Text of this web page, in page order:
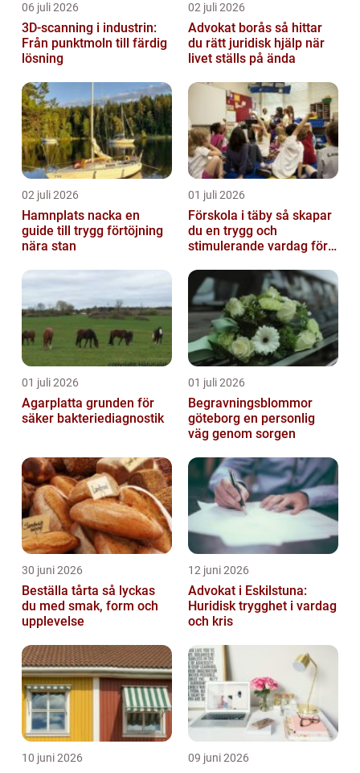
06 juli 2026
3D-scanning i industrin:
Från punktmoln till färdig
lösning
02 juli 2026
Advokat borås så hittar
du rätt juridisk hjälp när
livet ställs på ända
02 juli 2026
Hamnplats nacka en
guide till trygg förtöjning
nära stan
01 juli 2026
Förskola i täby så skapar
du en trygg och
stimulerande vardag för
01 juli 2026
Agarplatta grunden för
säker bakteriediagnostik
01 juli 2026
Begravningsblommor
göteborg en personlig
väg genom sorgen
30 juni 2026
Beställa tårta så lyckas
du med smak, form och
upplevelse
12 juni 2026
Advokat i Eskilstuna:
Huridisk trygghet i vardag
och kris
10 juni 2026 09 juni 2026